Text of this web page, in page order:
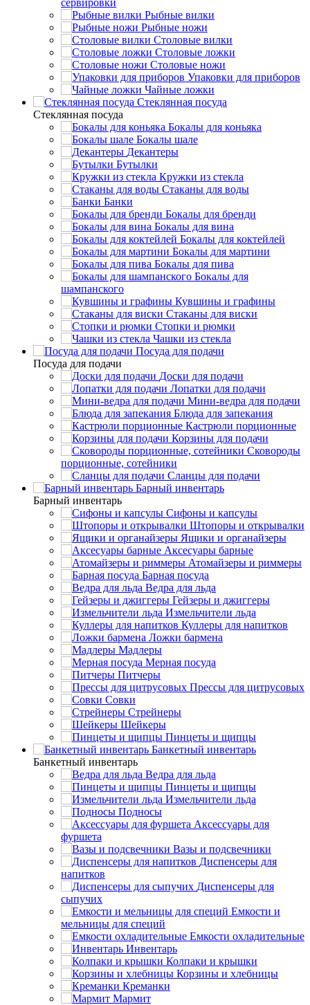
Рыбные вилки
Рыбные ножи
Столовые вилки
Столовые ложки
Столовые ножи
Упаковки для приборов
Чайные ложки
Стеклянная посуда
Стеклянная посуда
Бокалы для коньяка
Бокалы шале
Декантеры
Бутылки
Кружки из стекла
Стаканы для воды
Банки
Бокалы для бренди
Бокалы для вина
Бокалы для коктейлей
Бокалы для мартини
Бокалы для пива
Бокалы для
шампанского
Кувшины и графины
Стаканы для виски
Стопки и рюмки
Чашки из стекла
Посуда для подачи
Посуда для подачи
Доски для подачи
Лопатки для подачи
Мини-ведра для подачи
Блюда для запекания
Кастрюли порционные
Корзины для подачи
Сковороды
порционные, сотейники
Сланцы для подачи
Барный инвентарь
Барный инвентарь
Сифоны и капсулы
Штопоры и открывалки
Ящики и органайзеры
Аксесуары барные
Атомайзеры и риммеры
Барная посуда
Ведра для льда
Гейзеры и джиггеры
Измельчители льда
Куллеры для напитков
Ложки бармена
Мадлеры
Мерная посуда
Питчеры
Прессы для цитрусовых
Совки
Стрейнеры
Шейкеры
Пинцеты и щипцы
Банкетный инвентарь
Банкетный инвентарь
Ведра для льда
Пинцеты и щипцы
Измельчители льда
Подносы
Аксессуары для
фуршета
Вазы и подсвечники
Диспенсеры для
напитков
Диспенсеры для
сыпучих
Емкости и
мельницы для специй
Емкости охладительные
Инвентарь
Колпаки и крышки
Корзины и хлебницы
Креманки
Мармит